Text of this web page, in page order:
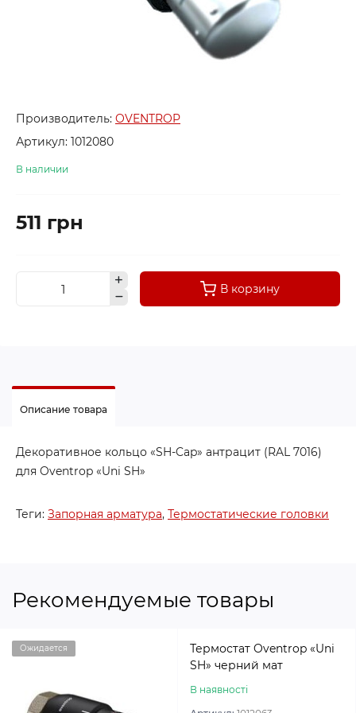
Производитель: OVENTROP
Артикул: 1012080
В наличии
511 грн
В корзину
Описание товара
Декоративное кольцо «SH-Cap» антрацит (RAL 7016)
для Oventrop «Uni SH»
Теги: Запорная арматура, Термостатические головки
Рекомендуемые товары
Ожидается
Термостат Oventrop «Uni
SH» черний мат
В наявності